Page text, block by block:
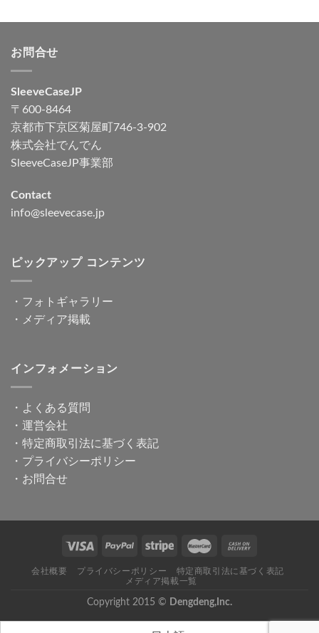
お問合せ
SleeveCaseJP
〒600-8464
京都市下京区菊屋町746-3-902
株式会社でんでん
SleeveCaseJP事業部
Contact
info@sleevecase.jp
ピックアップ コンテンツ
・ フォトギャラリー
・
メディア掲載
インフォメーション
・ よくある質問
・ 運営会社
・ 特定商取引法に基づく表記
・ プライバシーポリシー
・ お問合せ
会社概要 プライバシーポリシー
特定商取引法に基づく表記
メディア掲載一覧
Copyright 2015 © Dengdeng,Inc.